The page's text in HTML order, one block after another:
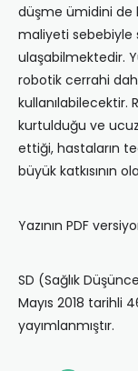
düşme ümidini de
maliyeti sebebiyle
ulaşabilmektedir.
robotik cerrahi
kullanılabilecektir.
kurtulduğu ve
ettiği, hastaların
büyük katkısının
Yazının PDF
SD (Sağlık
Mayıs 2018 tarihli
yayımlanmıştır.